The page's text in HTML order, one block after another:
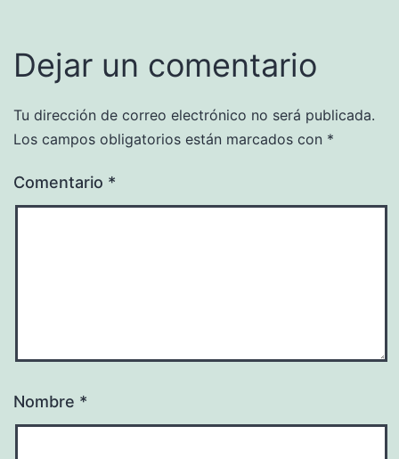
Dejar un comentario
Tu dirección de correo electrónico no será publicada.
Los campos obligatorios están marcados con *
Comentario *
Nombre *